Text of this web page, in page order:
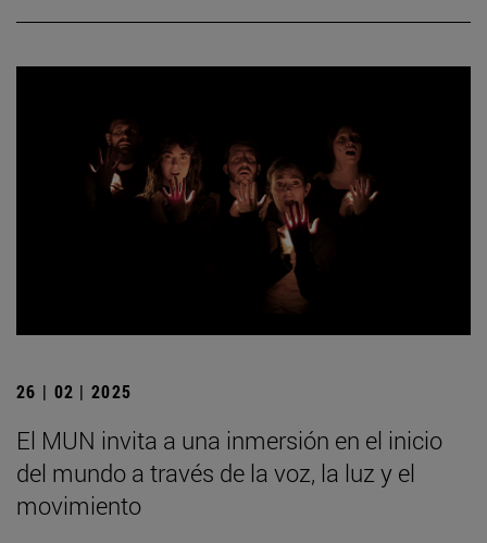
26 | 02 | 2025
El MUN invita a una inmersión en el inicio
del mundo a través de la voz, la luz y el
movimiento